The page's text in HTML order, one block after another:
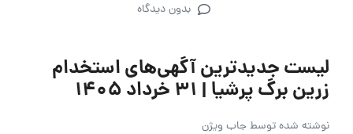
بدون دیدگاه
لیست جدیدترین آگهی‌های استخدام
زرین برگ پرشیا | ۳۱ خرداد ۱۴۰۵
نوشته شده توسطجاب ویژن